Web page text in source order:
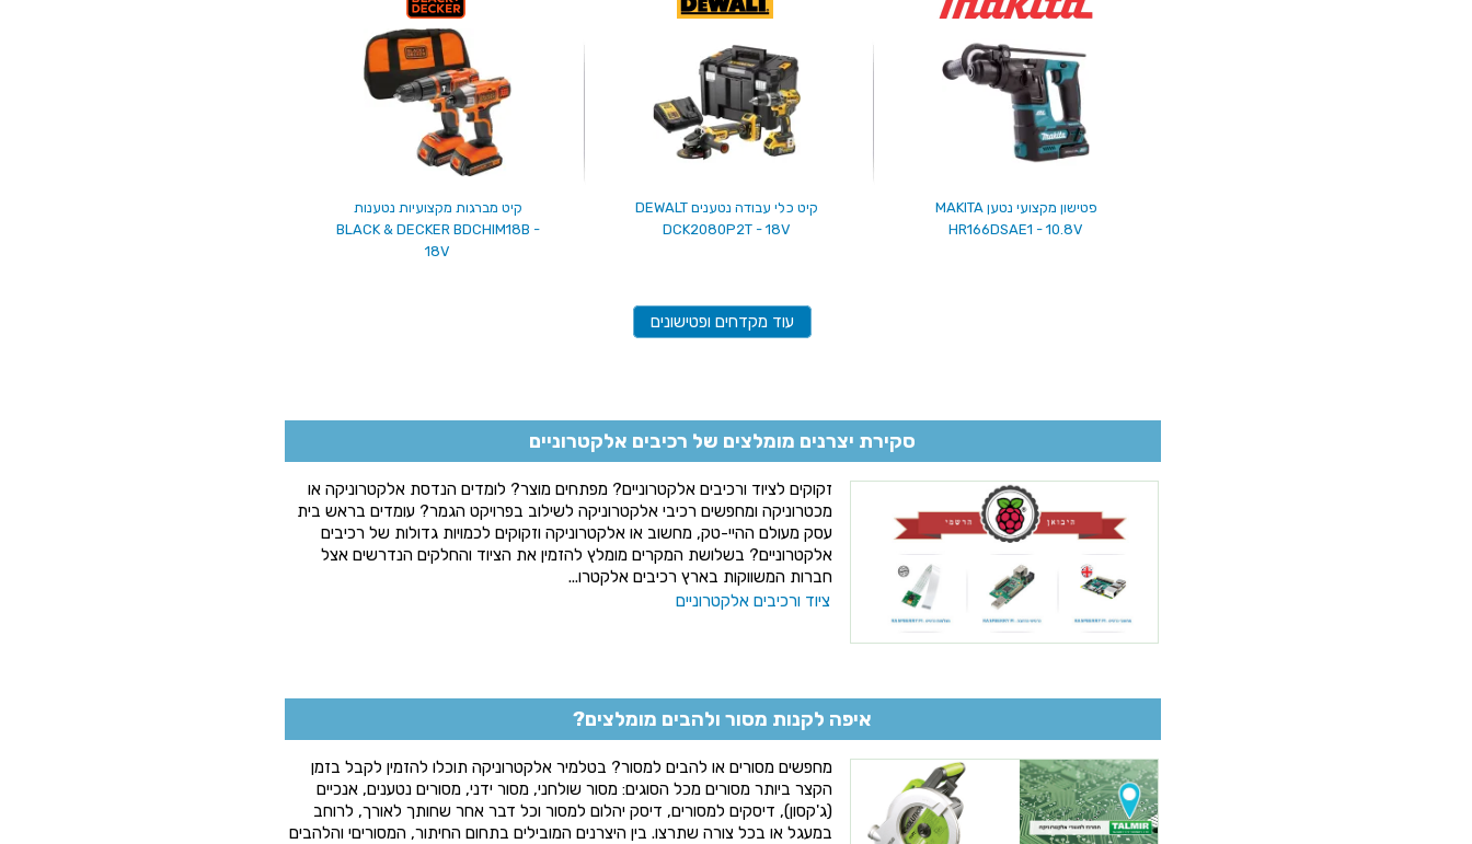
פטישון מקצועי נטען MAKITA
HR166DSAE1 - 10.8V
קיט כלי עבודה נטענים DEWALT
DCK2080P2T - 18V
קיט מברגות מקצועיות נטענות
BLACK & DECKER BDCHIM18B -
18V
עוד מקדחים ופטישונים
סקירת יצרנים מומלצים של רכיבים אלקטרוניים
זקוקים לציוד ורכיבים אלקטרוניים? מפתחים מוצר? לומדים הנדסת אלקטרוניקה או
מכטרוניקה ומחפשים רכיבי אלקטרוניקה לשילוב בפרויקט הגמר? עומדים בראש בית
עסק מעולם ההיי-טק, מחשוב או אלקטרוניקה וזקוקים לכמויות גדולות של רכיבים
אלקטרוניים? בשלושת המקרים מומלץ להזמין את הציוד והחלקים הנדרשים אצל
חברות המשווקות בארץ רכיבים אלקטרו...
ציוד ורכיבים אלקטרוניים
איפה לקנות מסור ולהבים מומלצים?
מחפשים מסורים או להבים למסור? בטלמיר אלקטרוניקה תוכלו להזמין לקבל בזמן
הקצר ביותר מסורים מכל הסוגים: מסור שולחני, מסור ידני, מסורים נטענים, אנכיים
(ג'קסון), דיסקים למסורים, דיסק יהלום למסור וכל דבר אחר שחותך לאורך, לרוחב
במעגל או בכל צורה שתרצו. בין היצרנים המובילים בתחום החיתור, המסוריםי והלהבים